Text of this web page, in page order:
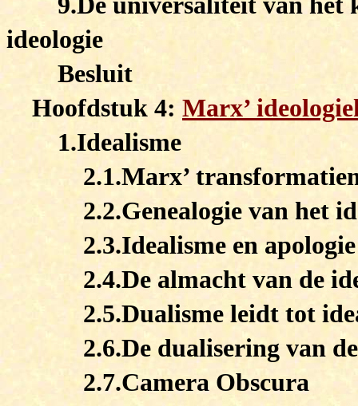
ideologie
Besluit
Hoofdstuk 4: Marx’
1.Idealisme
2.1.Marx’
2.2.Genealogie van het
2.3.Idealisme en apologie
2.4.De almacht van de
2.5.Dualisme leidt tot
2.6.De dualisering van
2.7.Camera Obscura